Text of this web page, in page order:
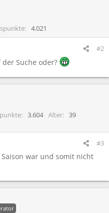
4.021
#2
Suche oder?
3.604 Alter
39
#3
war und somit nicht